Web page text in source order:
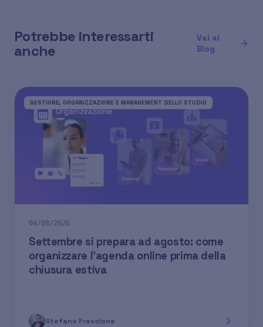
Potrebbe interessarti
anche
Vai al
Blog
GESTIONE, ORGANIZZAZIONE E MANAGEMENT DELLO STUDIO
04/08/2026
Settembre si prepara ad agosto: come
organizzare l'agenda online prima della
chiusura estiva
Stefano Fresolone